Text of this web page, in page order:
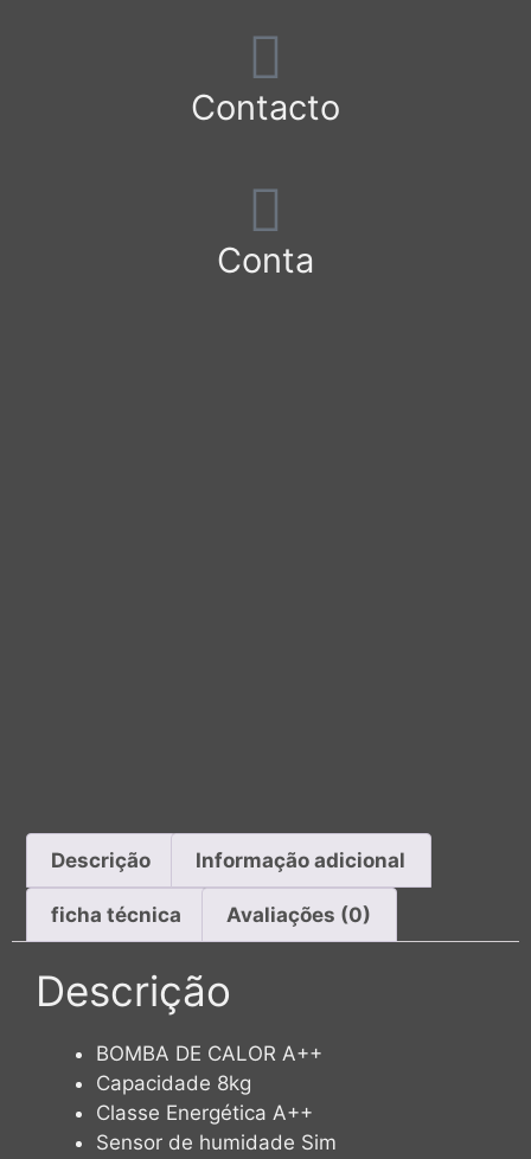
Contacto
Conta
Descrição Informação adicional
ficha técnica Avaliações (0)
Descrição
BOMBA DE CALOR A++
Capacidade 8kg
Classe Energética A++
Sensor de humidade Sim